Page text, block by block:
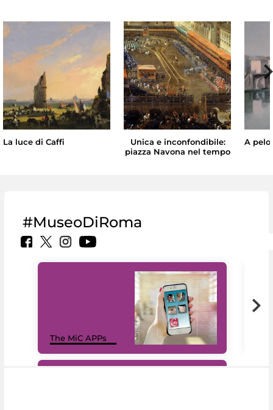
La luce di Caffi
Unica e inconfondibile:
piazza Navona nel tempo
A pelo
#MuseoDiRoma
The MiC APPs